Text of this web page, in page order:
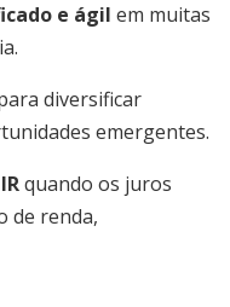
e ágil em muitas
diversificar
emergentes.
quando os juros
de renda,